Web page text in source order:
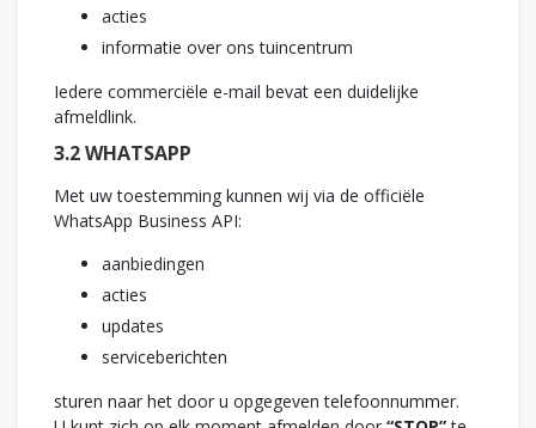
acties
informatie over ons tuincentrum
Iedere commerciële e-mail bevat een duidelijke
afmeldlink.
3.2 WHATSAPP
Met uw toestemming kunnen wij via de officiële
WhatsApp Business API:
aanbiedingen
acties
updates
serviceberichten
sturen naar het door u opgegeven telefoonnummer.